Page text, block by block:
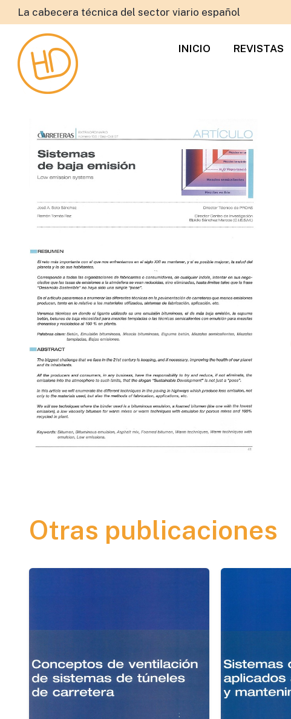
La cabecera técnica del sector viario español
INICIO REVISTAS
Otras publicaciones